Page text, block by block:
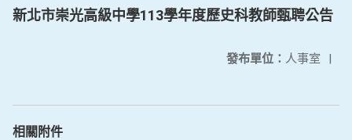
新北市崇光高級中學113學年度歷史科教師甄聘公告
發布單位： 人事室 |
相關附件